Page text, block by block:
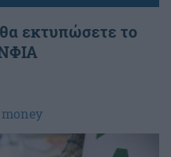
εκτυπώσετε το